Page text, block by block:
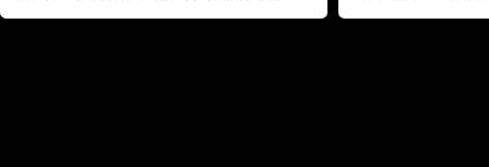
Pottera přišla s ráznou
přichází s